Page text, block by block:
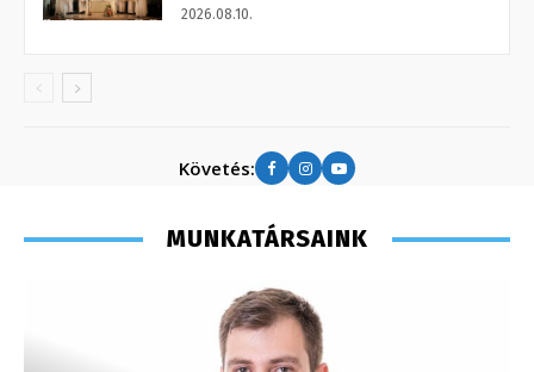
2026.08.10.
Követés:
MUNKATÁRSAINK